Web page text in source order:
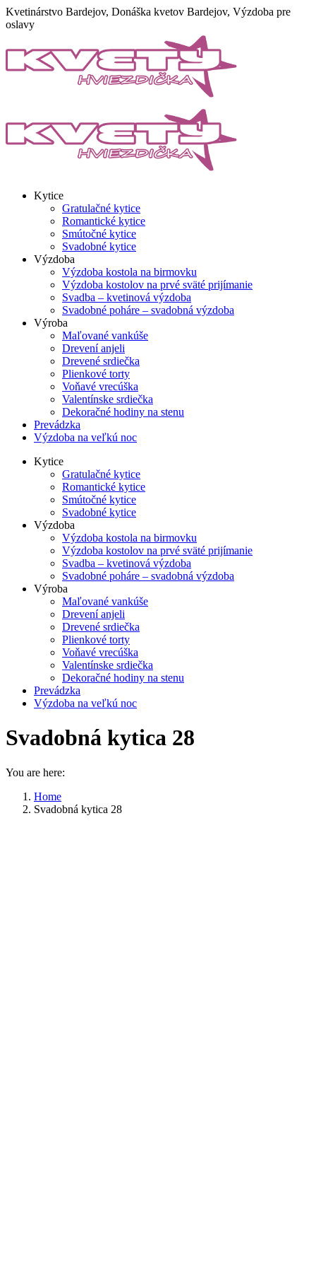
Skip
to
Kvetinárstvo Bardejov, Donáška kvetov Bardejov, Výzdoba pre
oslavy
Kytice
Gratulačné kytice
Romantické kytice
Smútočné kytice
Svadobné kytice
Výzdoba
Výzdoba kostola na birmovku
Výzdoba kostolov na prvé sväté prijímanie
Svadba – kvetinová výzdoba
Svadobné poháre – svadobná výzdoba
Výroba
Maľované vankúše
Drevení anjeli
Drevené srdiečka
Plienkové torty
Voňavé vrecúška
Valentínske srdiečka
Dekoračné hodiny na stenu
Prevádzka
Výzdoba na veľkú noc
Kytice
Gratulačné kytice
Romantické kytice
Smútočné kytice
Svadobné kytice
Výzdoba
Výzdoba kostola na birmovku
Výzdoba kostolov na prvé sväté prijímanie
Svadba – kvetinová výzdoba
Svadobné poháre – svadobná výzdoba
Výroba
Maľované vankúše
Drevení anjeli
Drevené srdiečka
Plienkové torty
Voňavé vrecúška
Valentínske srdiečka
Dekoračné hodiny na stenu
Prevádzka
Výzdoba na veľkú noc
Svadobná kytica 28
You are here:
Home
Svadobná kytica 28